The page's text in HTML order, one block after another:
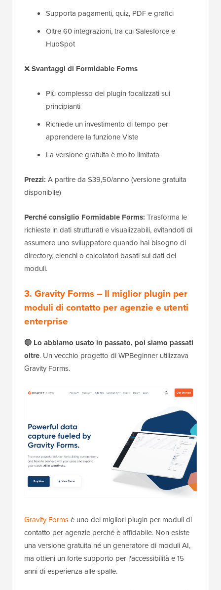
Supporta pagamenti, quiz, PDF e grafici
Oltre 60 integrazioni, tra cui Salesforce e
HubSpot
❌Svantaggi di Formidable Forms
Più complesso dei plugin focalizzati sui
principianti
Richiede un investimento di tempo per
apprendere la funzione Viste
La versione gratuita è molto limitata
Prezzi: A partire da $39,50/anno (versione gratuita
disponibile)
Perché consiglio Formidable Forms: Trasforma le
richieste in dati strutturati e visualizzabili, evitandoti di
assumere uno sviluppatore quando hai bisogno di
directory, elenchi o calcolatori basati sui dati dei
moduli.
3. Gravity Forms – Il miglior plugin per
moduli di contatto per agenzie e utenti
enterprise
🔵 Lo abbiamo usato in passato, poi siamo passati
oltre. Un vecchio progetto di WPBeginner utilizzava
Gravity Forms.
Gravity Formsè uno dei migliori plugin per moduli di
contatto per agenzie perché è affidabile. Non esiste
una versione gratuita né un generatore di moduli AI,
ma ottieni un forte supporto per l'accessibilità e 15
anni di esperienza alle spalle.